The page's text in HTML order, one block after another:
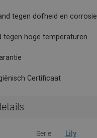
tegen dofheid en corrosie
tegen hoge temperaturen
Certificaat
Serie Lily